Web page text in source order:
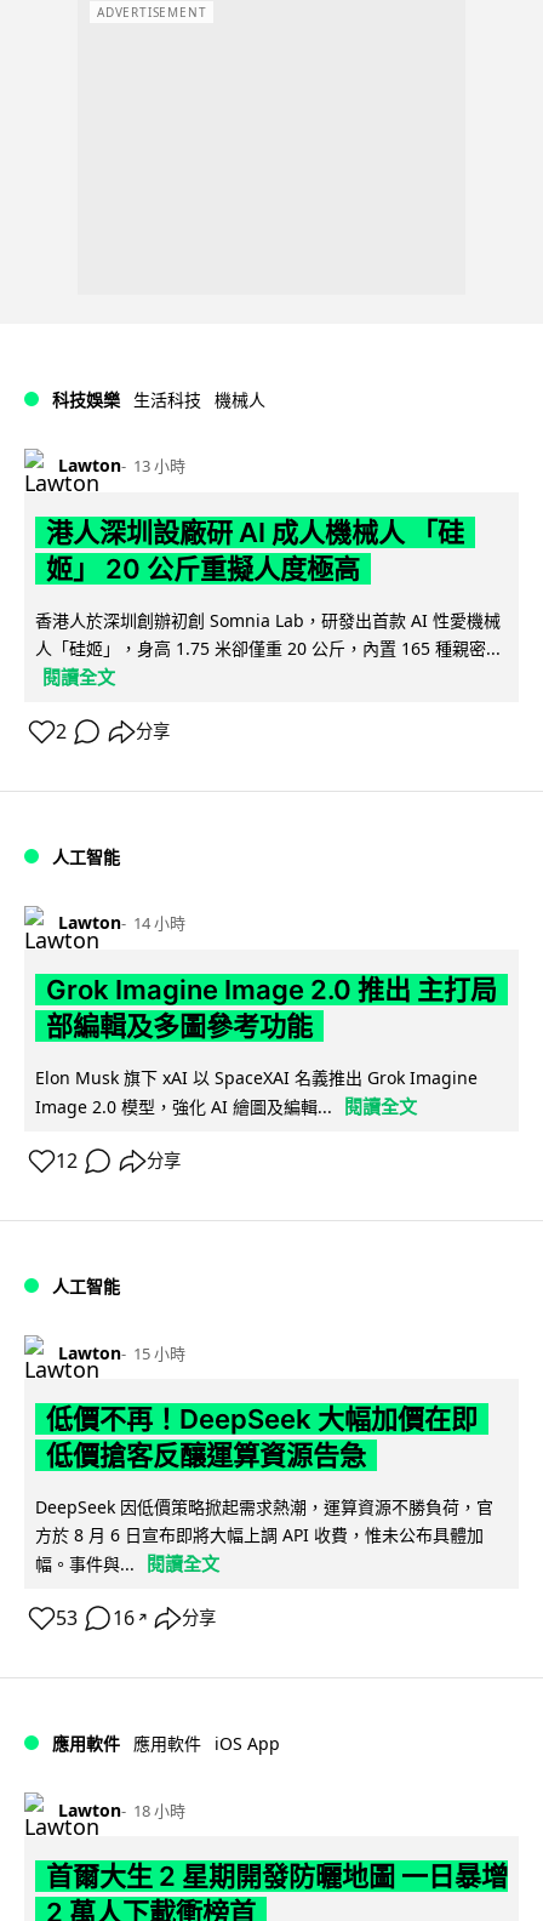
ADVERTISEMENT
科技娛樂 生活科技 機械人
Lawton 13 小時
港人深圳設廠研 AI 成人機械人 「硅
姬」 20 公斤重擬人度極高
香港人於深圳創辦初創 Somnia Lab，研發出首款 AI 性愛機械
人「硅姬」，身高 1.75 米卻僅重 20 公斤，內置 165 種親密...
閱讀全文
2 分享
人工智能
Lawton 14 小時
Grok Imagine Image 2.0 推出 主打局
部編輯及多圖參考功能
Elon Musk 旗下 xAI 以 SpaceXAI 名義推出 Grok Imagine
Image 2.0 模型，強化 AI 繪圖及編輯...
閱讀全文
12 分享
人工智能
Lawton 15 小時
低價不再！DeepSeek 大幅加價在即
低價搶客反釀運算資源告急
DeepSeek 因低價策略掀起需求熱潮，運算資源不勝負荷，官
方於 8 月 6 日宣布即將大幅上調 API 收費，惟未公布具體加
幅。事件與...
閱讀全文
53 16 ↗ 分享
應用軟件 應用軟件 iOS App
Lawton 18 小時
首爾大生 2 星期開發防曬地圖 一日暴增
2 萬人下載衝榜首